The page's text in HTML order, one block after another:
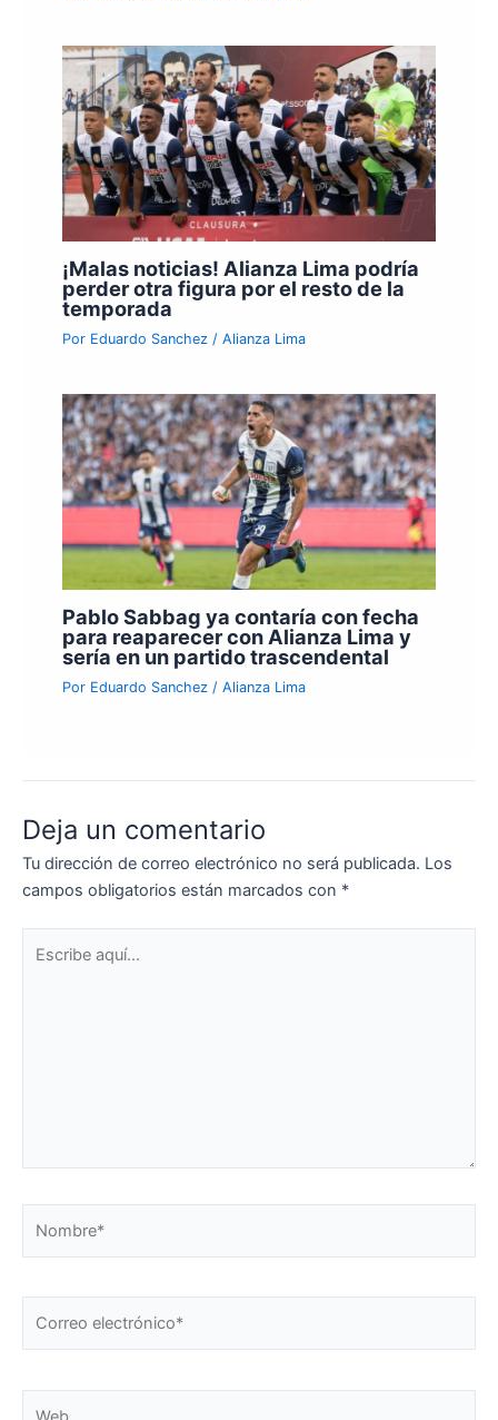
¡Malas noticias! Alianza Lima podría
perder otra figura por el resto de la
temporada
Por Eduardo Sanchez /Alianza Lima
Pablo Sabbag ya contaría con fecha
para reaparecer con Alianza Lima y
sería en un partido trascendental
Por Eduardo Sanchez /Alianza Lima
Deja un comentario
Tu dirección de correo electrónico no será publicada. Los
campos obligatorios están marcados con *
aquí...